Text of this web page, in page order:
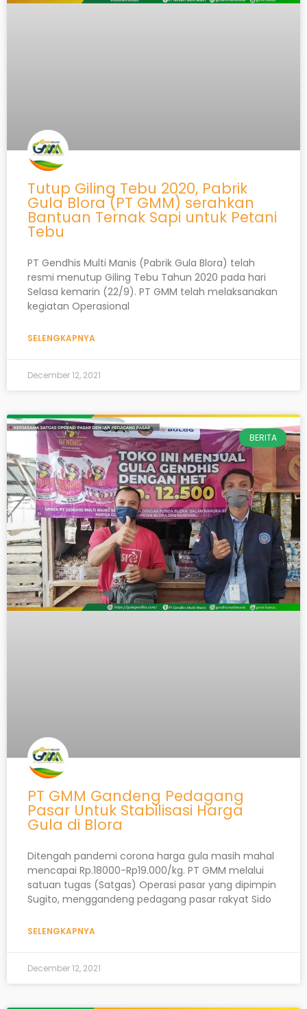
Tutup Giling Tebu 2020, Pabrik
Gula Blora (PT GMM) serahkan
Bantuan Ternak Sapi untuk Petani
Tebu
PT Gendhis Multi Manis (Pabrik Gula Blora) telah
resmi menutup Giling Tebu Tahun 2020 pada hari
Selasa kemarin (22/9). PT GMM telah melaksanakan
kegiatan Operasional
SELENGKAPNYA
December 12, 2021
BERITA
PT GMM Gandeng Pedagang
Pasar Untuk Stabilisasi Harga
Gula di Blora
Ditengah pandemi corona harga gula masih mahal
mencapai Rp.18000-Rp19.000/kg. PT GMM melalui
satuan tugas (Satgas) Operasi pasar yang dipimpin
Sugito, menggandeng pedagang pasar rakyat Sido
SELENGKAPNYA
December 12, 2021